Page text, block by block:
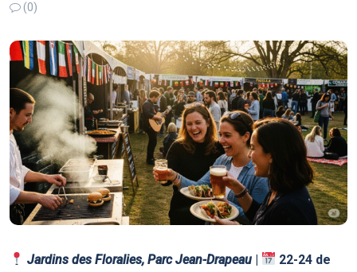
(0)
Jardins des Floralies, Parc Jean-Drapeau |
22-24 de